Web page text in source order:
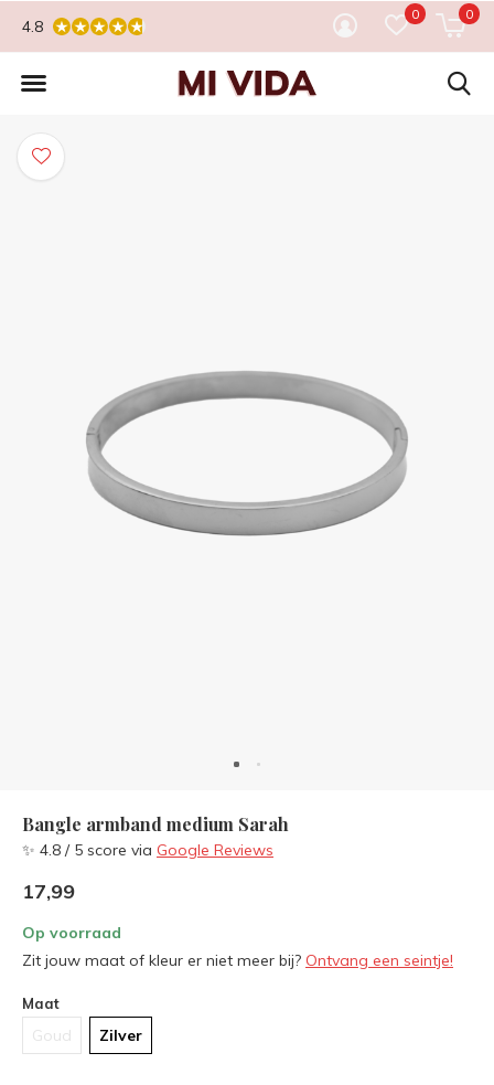
0 0
4.8
Bangle armband medium Sarah
✨ 4.8 / 5 score via Google Reviews
17,99
Op voorraad
Zit jouw maat of kleur er niet meer bij? Ontvang een seintje!
Maat
Goud Zilver